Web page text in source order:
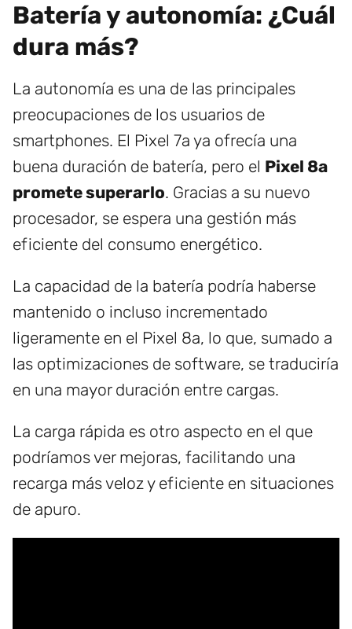
Batería y autonomía: ¿Cuál
dura más?
La autonomía es una de las principales
preocupaciones de los usuarios de
smartphones. El Pixel 7a ya ofrecía una
buena duración de batería, pero el Pixel 8a
promete superarlo. Gracias a su nuevo
procesador, se espera una gestión más
eficiente del consumo energético.
La capacidad de la batería podría haberse
mantenido o incluso incrementado
ligeramente en el Pixel 8a, lo que, sumado a
las optimizaciones de software, se traduciría
en una mayor duración entre cargas.
La carga rápida es otro aspecto en el que
podríamos ver mejoras, facilitando una
recarga más veloz y eficiente en situaciones
de apuro.